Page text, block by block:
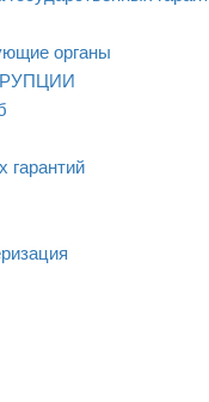
органы
гарантий